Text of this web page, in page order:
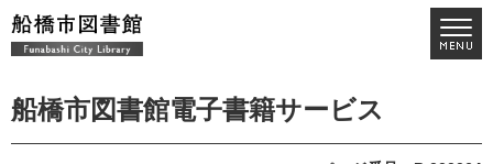
船橋市図書館電子書籍サービス